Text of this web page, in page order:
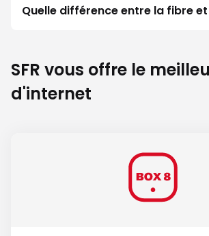
Quelle différence entre la fibre et
SFR vous offre le
d'internet